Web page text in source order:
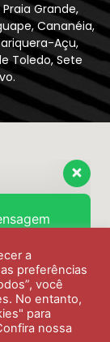
Grande,
Cananéia,
Açu,
Toledo, Sete
a
preferências
você
No entanto,
para
nossa
ajudar?